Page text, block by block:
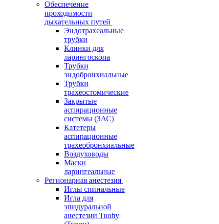
Обеспечение
проходимости
дыхательных путей
Эндотрахеальные
трубки
Клинки для
ларингоскопа
Трубки
эндобронхиальные
Трубки
трахеостомические
Закрытые
аспирационные
системы (ЗАС)
Катетеры
аспирационные
трахеобронхиальные
Воздуховоды
Маски
ларингеальные
Регионарная анестезия
Иглы спинальные
Игла для
эпидуральной
анестезии Tuohy